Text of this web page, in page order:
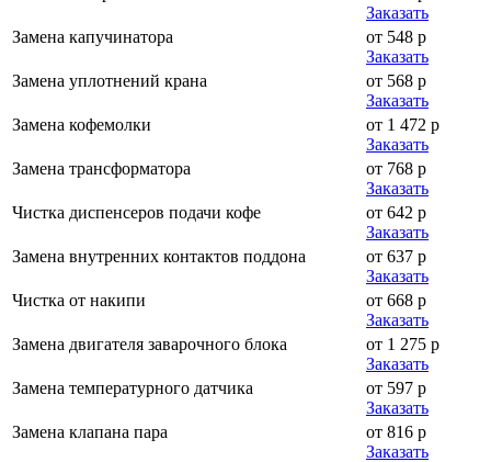
Заказать
Замена капучинатора
от 548 р
Заказать
Замена уплотнений крана
от 568 р
Заказать
Замена кофемолки
от 1 472 р
Заказать
Замена трансформатора
от 768 р
Заказать
Чистка диспенсеров подачи кофе
от 642 р
Заказать
Замена внутренних контактов поддона
от 637 р
Заказать
Чистка от накипи
от 668 р
Заказать
Замена двигателя заварочного блока
от 1 275 р
Заказать
Замена температурного датчика
от 597 р
Заказать
Замена клапана пара
от 816 р
Заказать